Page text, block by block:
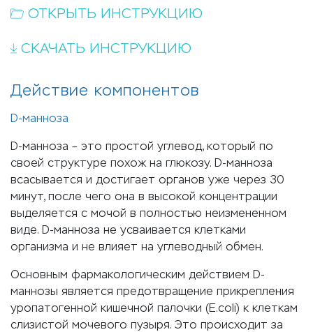
ОТКРЫТЬ ИНСТРУКЦИЮ
СКАЧАТЬ ИНСТРУКЦИЮ
Действие компонентов
D-манноза
D-манноза – это простой углевод, который по
своей структуре похож на глюкозу. D-манноза
всасывается и достигает органов уже через 30
минут, после чего она в высокой концентрации
выделяется с мочой в полностью неизмененном
виде. D-манноза не усваивается клетками
организма и не влияет на углеводный обмен.
Основным фармакологическим действием D-
маннозы является предотвращение прикрепления
уропатогенной кишечной палочки (E.coli) к клеткам
слизистой мочевого пузыря. Это происходит за